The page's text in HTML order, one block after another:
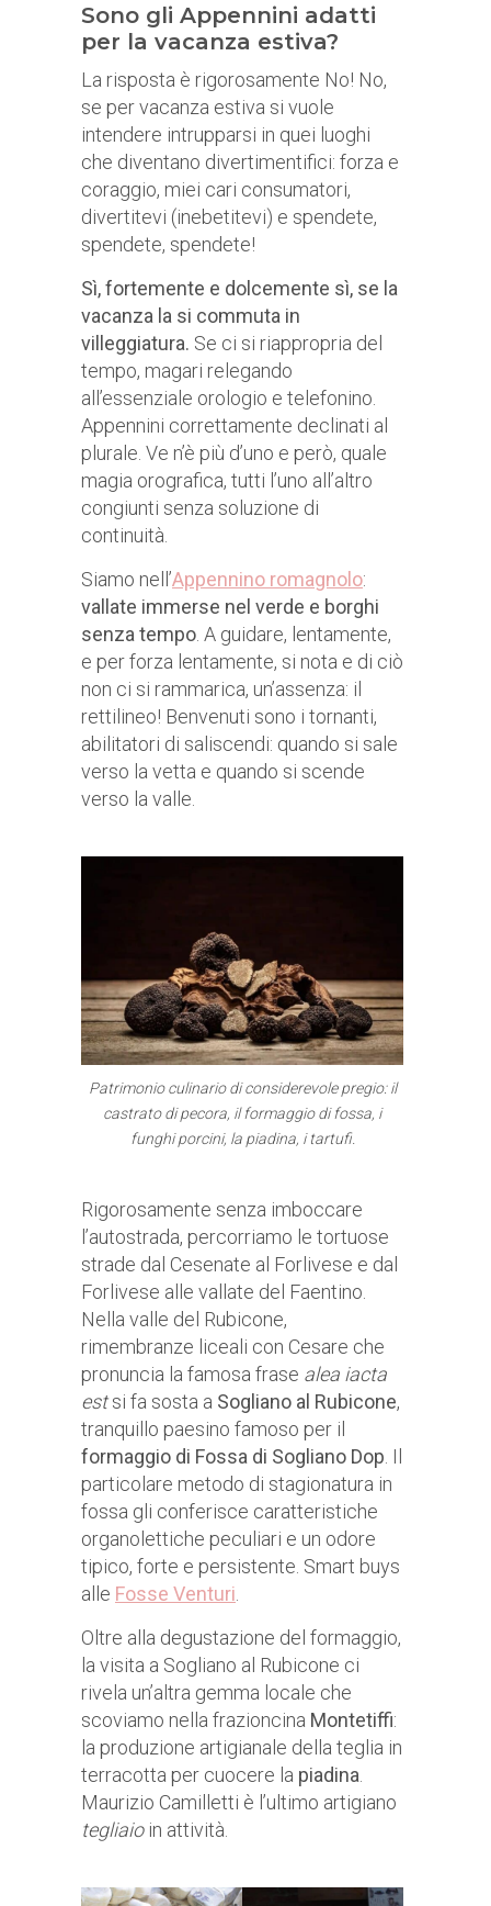
Sono gli Appennini adatti
per la vacanza estiva?
La risposta è rigorosamente No! No,
se per vacanza estiva si vuole
intendere intrupparsi in quei luoghi
che diventano divertimentifici: forza e
coraggio, miei cari consumatori,
divertitevi (inebetitevi) e spendete,
spendete, spendete!
Sì, fortemente e dolcemente sì, se la
vacanza la si commuta in
villeggiatura. Se ci si riappropria del
tempo, magari relegando
all’essenziale orologio e telefonino.
Appennini correttamente declinati al
plurale. Ve n’è più d’uno e però, quale
magia orografica, tutti l’uno all’altro
congiunti senza soluzione di
continuità.
Siamo nell’Appennino romagnolo:
vallate immerse nel verde e borghi
senza tempo . A guidare, lentamente,
e per forza lentamente, si nota e di ciò
non ci si rammarica, un’assenza: il
rettilineo! Benvenuti sono i tornanti,
abilitatori di saliscendi: quando si sale
verso la vetta e quando si scende
verso la valle.
Patrimonio culinario di considerevole pregio: il
castrato di pecora, il formaggio di fossa, i
funghi porcini, la piadina, i tartufi.
Rigorosamente senza imboccare
l’autostrada, percorriamo le tortuose
strade dal Cesenate al Forlivese e dal
Forlivese alle vallate del Faentino.
Nella valle del Rubicone,
rimembranze liceali con Cesare che
pronuncia la famosa frase alea iacta
estsi fa sosta a Sogliano al Rubicone,
tranquillo paesino famoso per il
formaggio di Fossa di Sogliano Dop. Il
particolare metodo di stagionatura in
fossa gli conferisce caratteristiche
organolettiche peculiari e un odore
tipico, forte e persistente. Smart buys
alle Fosse Venturi.
Oltre alla degustazione del formaggio,
la visita a Sogliano al Rubicone ci
rivela un’altra gemma locale che
scoviamo nella frazioncina Montetiffi:
la produzione artigianale della teglia in
terracotta per cuocere la piadina.
Maurizio Camilletti è l’ultimo artigiano
tegliaioin attività.